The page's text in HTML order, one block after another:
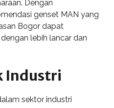
Dengan
genset MAN yang
Bogor dapat
lebih lancar dan
Industri
sektor industri